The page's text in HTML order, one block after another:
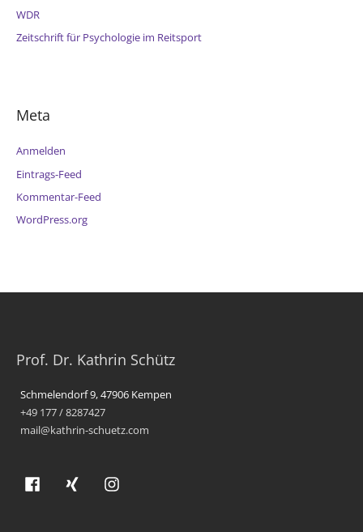
WDR
Zeitschrift für Psychologie im Reitsport
Meta
Anmelden
Eintrags-Feed
Kommentar-Feed
WordPress.org
Prof. Dr. Kathrin Schütz
Schmelendorf 9, 47906 Kempen
+49 177 / 8287427
mail@kathrin-schuetz.com